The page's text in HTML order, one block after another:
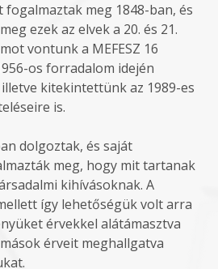
fogalmaztak meg 1848-ban, és
ezek az elvek a 20. és 21.
vontunk a MEFESZ 16
os forradalom idején
kitekintettünk az 1989-es
is.
dolgoztak, és saját
meg, hogy mit tartanak
kihívásoknak. A
így lehetőségük volt arra
érvekkel alátámasztva
érveit meghallgatva